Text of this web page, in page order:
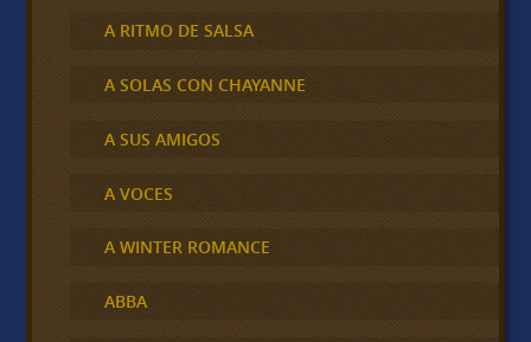
A RITMO DE SALSA
A SOLAS CON CHAYANNE
A SUS AMIGOS
A VOCES
A WINTER ROMANCE
ABBA